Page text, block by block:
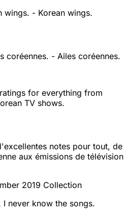
wings. - Korean wings.
coréennes. - Ailes coréennes.
for everything from
TV shows.
notes pour tout, de
aux émissions de télévision
2019 Collection
I never know the songs.